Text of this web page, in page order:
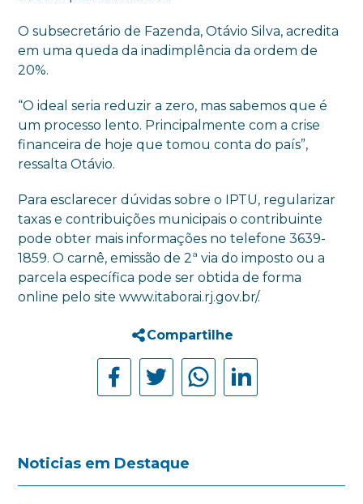
O subsecretário de Fazenda, Otávio Silva, acredita
em uma queda da inadimplência da ordem de
20%.
“O ideal seria reduzir a zero, mas sabemos que é
um processo lento. Principalmente com a crise
financeira de hoje que tomou conta do país”,
ressalta Otávio.
Para esclarecer dúvidas sobre o IPTU, regularizar
taxas e contribuições municipais o contribuinte
pode obter mais informações no telefone 3639-
1859. O carnê, emissão de 2ª via do imposto ou a
parcela específica pode ser obtida de forma
online pelo site www.itaborai.rj.gov.br/.
Compartilhe
Noticias em Destaque